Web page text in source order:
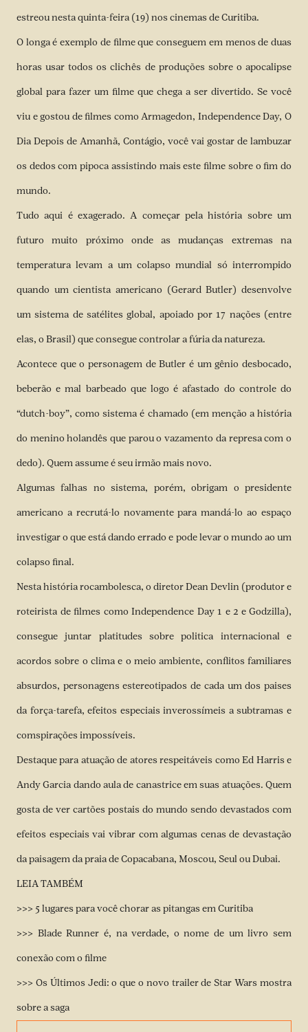
estreou nesta quinta-feira (19) nos cinemas de Curitiba.
O longa é exemplo de filme que conseguem em menos de duas
horas usar todos os clichês de produções sobre o apocalipse
global para fazer um filme que chega a ser divertido. Se você
viu e gostou de filmes como Armagedon, Independence Day, O
Dia Depois de Amanhã, Contágio, você vai gostar de lambuzar
os dedos com pipoca assistindo mais este filme sobre o fim do
mundo.
Tudo aqui é exagerado. A começar pela história sobre um
futuro muito próximo onde as mudanças extremas na
temperatura levam a um colapso mundial só interrompido
quando um cientista americano (Gerard Butler) desenvolve
um sistema de satélites global, apoiado por 17 nações (entre
elas, o Brasil) que consegue controlar a fúria da natureza.
Acontece que o personagem de Butler é um gênio desbocado,
beberão e mal barbeado que logo é afastado do controle do
“dutch-boy”, como sistema é chamado (em menção a história
do menino holandês que parou o vazamento da represa com o
dedo). Quem assume é seu irmão mais novo.
Algumas falhas no sistema, porém, obrigam o presidente
americano a recrutá-lo novamente para mandá-lo ao espaço
investigar o que está dando errado e pode levar o mundo ao um
colapso final.
Nesta história rocambolesca, o diretor Dean Devlin (produtor e
roteirista de filmes como Independence Day 1 e 2 e Godzilla),
consegue juntar platitudes sobre politica internacional e
acordos sobre o clima e o meio ambiente, conflitos familiares
absurdos, personagens estereotipados de cada um dos paises
da força-tarefa, efeitos especiais inverossímeis a subtramas e
comspirações impossíveis.
Destaque para atuação de atores respeitáveis como Ed Harris e
Andy Garcia dando aula de canastrice em suas atuações. Quem
gosta de ver cartões postais do mundo sendo devastados com
efeitos especiais vai vibrar com algumas cenas de devastação
da paisagem da praia de Copacabana, Moscou, Seul ou Dubai.
LEIA TAMBÉM
>>> 5 lugares para você chorar as pitangas em Curitiba
>>> Blade Runner é, na verdade, o nome de um livro sem
conexão com o filme
>>> Os Últimos Jedi: o que o novo trailer de Star Wars mostra
sobre a saga